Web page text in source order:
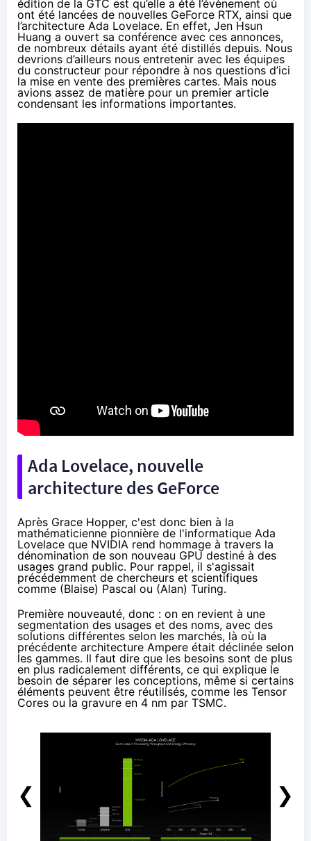
édition de la GTC est qu’elle a été l’évènement où
ont été lancées de nouvelles GeForce RTX, ainsi que
l’architecture Ada Lovelace. En effet, Jen Hsun
Huang a ouvert sa conférence avec ces annonces,
de nombreux détails ayant été distillés depuis. Nous
devrions d’ailleurs nous entretenir avec les équipes
du constructeur pour répondre à nos questions d’ici
la mise en vente des premières cartes. Mais nous
avions assez de matière pour un premier article
condensant les informations importantes.
Ada Lovelace, nouvelle
architecture des GeForce
Après Grace Hopper, c'est donc bien à la
mathématicienne pionnière de l'informatique Ada
Lovelace que NVIDIA rend hommage à travers la
dénomination de son nouveau GPU destiné à des
usages grand public. Pour rappel, il s'agissait
précédemment de chercheurs et scientifiques
comme (Blaise) Pascal ou (Alan) Turing.
Première nouveauté, donc : on en revient à une
segmentation des usages et des noms, avec des
solutions différentes selon les marchés, là où la
précédente architecture Ampere était déclinée selon
les gammes. Il faut dire que les besoins sont de plus
en plus radicalement différents, ce qui explique le
besoin de séparer les conceptions, même si certains
éléments peuvent être réutilisés, comme les Tensor
Cores ou la gravure en 4 nm par TSMC.
❮ ❯